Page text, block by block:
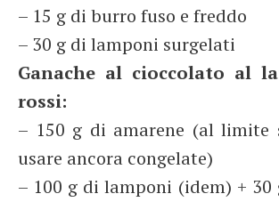
– 15 g di burro fuso e freddo
– 30 g di lamponi surgelati
Ganache al cioccolato al
rossi:
– 150 g di amarene (al limite
usare ancora congelate)
– 100 g di lamponi (idem) +